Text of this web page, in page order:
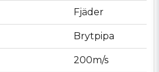
Fjäder
Brytpipa
200m/s